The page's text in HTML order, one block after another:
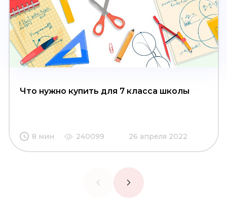
Что нужно купить для 7 класса школы
8 мин 240099 26 апреля 2022